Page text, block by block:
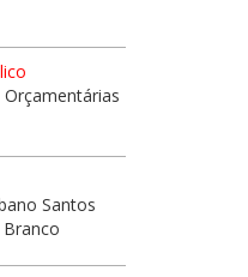
Santos